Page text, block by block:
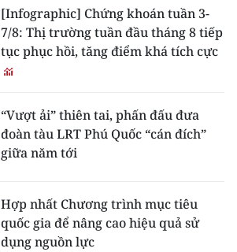
[Infographic] Chứng khoán tuần 3-
7/8: Thị trường tuần đầu tháng 8 tiếp
tục phục hồi, tăng điểm khá tích cực
“Vượt ải” thiên tai, phấn đấu đưa
đoàn tàu LRT Phú Quốc “cán đích”
giữa năm tới
Hợp nhất Chương trình mục tiêu
quốc gia để nâng cao hiệu quả sử
dụng nguồn lực